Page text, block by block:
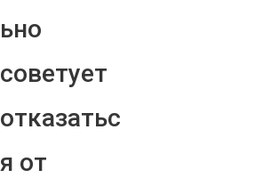
ьно
советует
отказатьс
я от